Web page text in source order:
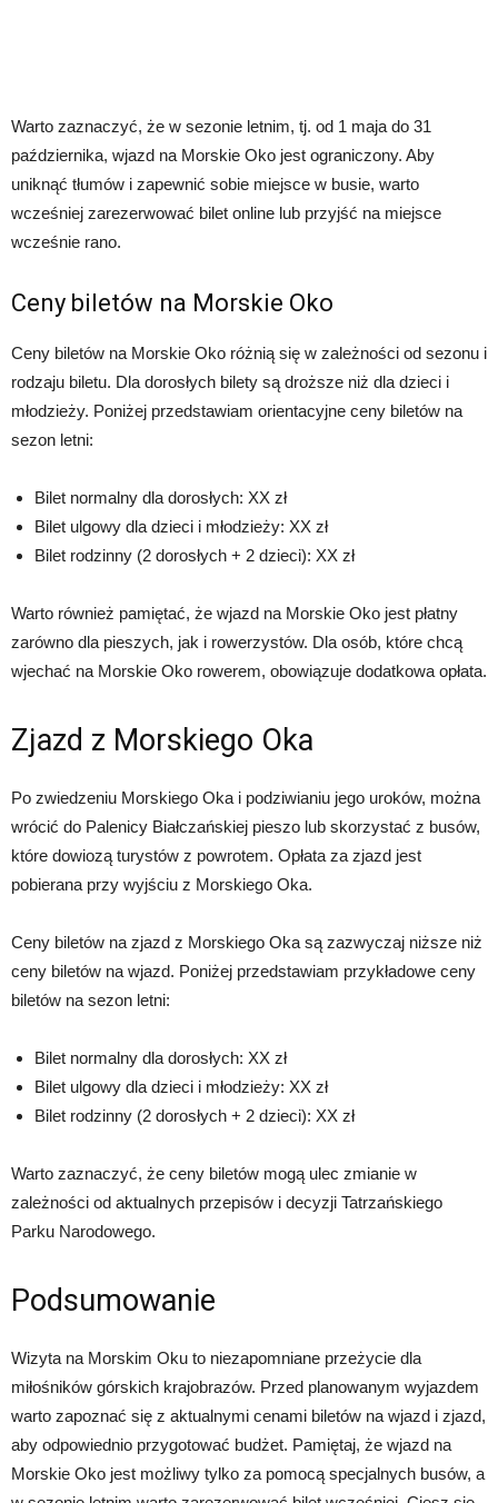
Warto zaznaczyć, że w sezonie letnim, tj. od 1 maja do 31
października, wjazd na Morskie Oko jest ograniczony. Aby
uniknąć tłumów i zapewnić sobie miejsce w busie, warto
wcześniej zarezerwować bilet online lub przyjść na miejsce
wcześnie rano.
Ceny biletów na Morskie Oko
Ceny biletów na Morskie Oko różnią się w zależności od sezonu i
rodzaju biletu. Dla dorosłych bilety są droższe niż dla dzieci i
młodzieży. Poniżej przedstawiam orientacyjne ceny biletów na
sezon letni:
Bilet normalny dla dorosłych: XX zł
Bilet ulgowy dla dzieci i młodzieży: XX zł
Bilet rodzinny (2 dorosłych + 2 dzieci): XX zł
Warto również pamiętać, że wjazd na Morskie Oko jest płatny
zarówno dla pieszych, jak i rowerzystów. Dla osób, które chcą
wjechać na Morskie Oko rowerem, obowiązuje dodatkowa opłata.
Zjazd z Morskiego Oka
Po zwiedzeniu Morskiego Oka i podziwianiu jego uroków, można
wrócić do Palenicy Białczańskiej pieszo lub skorzystać z busów,
które dowiozą turystów z powrotem. Opłata za zjazd jest
pobierana przy wyjściu z Morskiego Oka.
Ceny biletów na zjazd z Morskiego Oka są zazwyczaj niższe niż
ceny biletów na wjazd. Poniżej przedstawiam przykładowe ceny
biletów na sezon letni:
Bilet normalny dla dorosłych: XX zł
Bilet ulgowy dla dzieci i młodzieży: XX zł
Bilet rodzinny (2 dorosłych + 2 dzieci): XX zł
Warto zaznaczyć, że ceny biletów mogą ulec zmianie w
zależności od aktualnych przepisów i decyzji Tatrzańskiego
Parku Narodowego.
Podsumowanie
Wizyta na Morskim Oku to niezapomniane przeżycie dla
miłośników górskich krajobrazów. Przed planowanym wyjazdem
warto zapoznać się z aktualnymi cenami biletów na wjazd i zjazd,
aby odpowiednio przygotować budżet. Pamiętaj, że wjazd na
Morskie Oko jest możliwy tylko za pomocą specjalnych busów, a